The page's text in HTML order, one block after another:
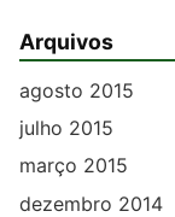
Arquivos
agosto 2015
julho 2015
março 2015
dezembro 2014